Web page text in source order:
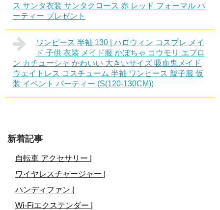
ス サンタ衣装 サンタクロース 赤 レッド フォーマル パ
ーティー プレゼント
ワンピース 半袖 130 | ハロウィン コスプレ メイ
ド 子供 衣装 メイド服 かぼちゃ コウモリ エプロ
ン カチューシャ かわいい 大きいサイズ 吸血鬼メイド
ウェイトレス コスチューム 半袖 ワンピース 親子服 仮
装 イベント パーティー (S(120-130CM))
新着記事
自転車 アクセサリー |
ワイヤレスチャージャー |
ハンディファン |
Wi-Fiエクステンダー |